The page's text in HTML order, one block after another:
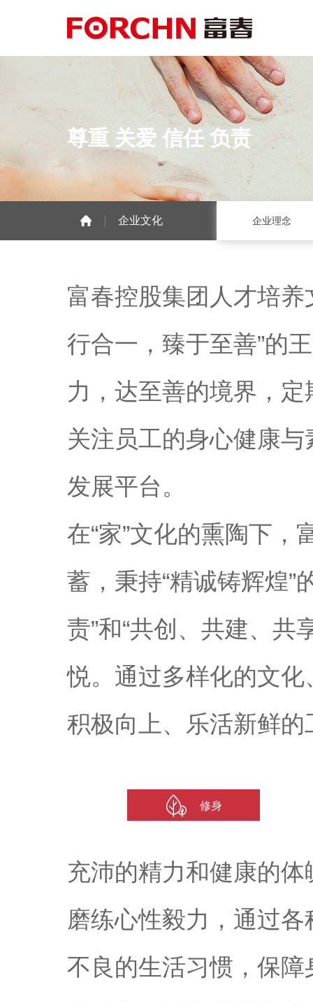
尊重 关爱 信任 负责
企业文化 企业理念
富春控股集团人才培养
行合一，臻于至善”的
力，达至善的境界，
关注员工的身心健康
发展平台。
在“家”文化的熏陶下
蓄，秉持“精诚铸辉煌”
责”和“共创、共建、共
悦。通过多样化的文化
积极向上、乐活新鲜
修身
充沛的精力和健康的
磨练心性毅力，通过
不良的生活习惯，保